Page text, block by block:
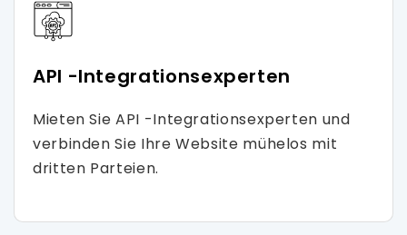
API -Integrationsexperten
Mieten Sie API -Integrationsexperten und
verbinden Sie Ihre Website mühelos mit
dritten Parteien.